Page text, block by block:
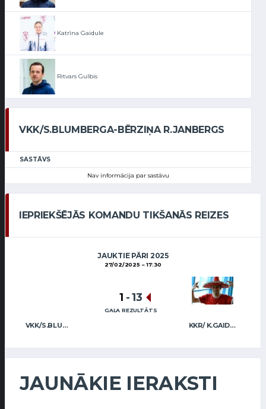
Katrīna Gaidule
Ritvars Gulbis
VKK/S.BLUMBERGA-BĒRZIŅA R.JANBERGS
SASTĀVS
Nav informācija par sastāvu
IEPRIEKŠĒJĀS KOMANDU TIKŠANĀS REIZES
JAUKTIE PĀRI 2025
27/02/2025 17:30
VKK/S.BLUMBERGA-BĒRZIŅA R.JANBERGS KKR/ K.GAIDULE R.R.BUNCIS
1 - 13
GALA REZULTĀTS
JAUNĀKIE IERAKSTI